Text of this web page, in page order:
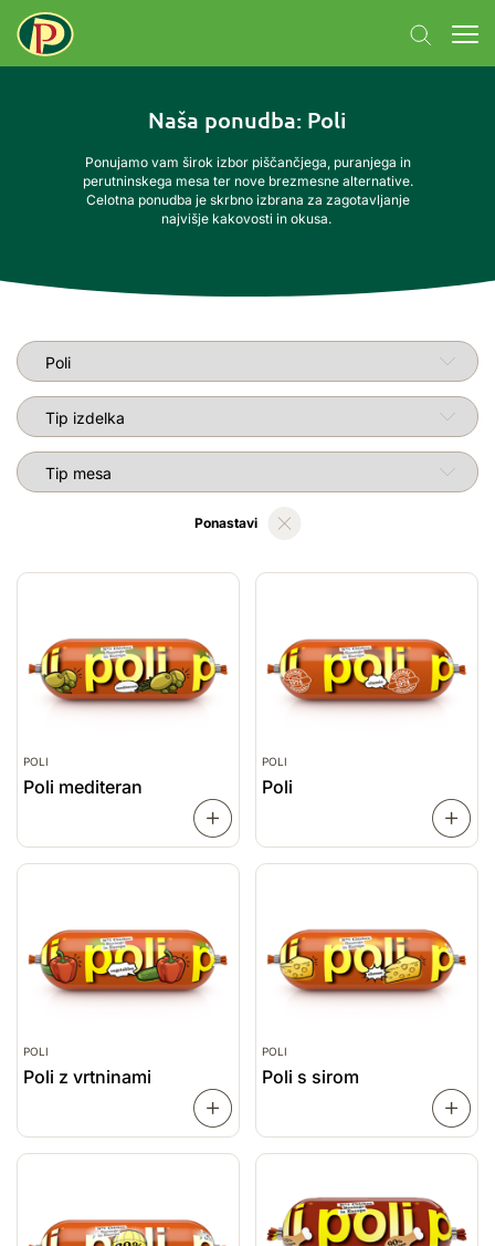
Naša ponudba: Poli
Ponujamo vam širok izbor piščančjega, puranjega in
perutninskega mesa ter nove brezmesne alternative.
Celotna ponudba je skrbno izbrana za zagotavljanje
najvišje kakovosti in okusa.
Linija izdelkov
Tip izdelka
Tip mesa
Ponastavi
POLI
Poli mediteran
POLI
Poli
POLI
Poli z vrtninami
POLI
Poli s sirom